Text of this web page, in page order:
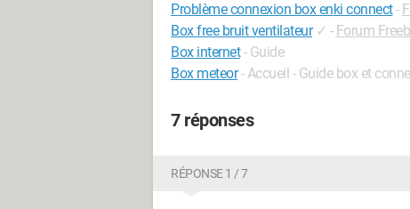
    lstBox.insert(END, data)
def select():
    data=lstBox.get(ANCHOR)
        uid=lstBox.index(ANCHOR)
Problème connexion box enki connect-
Box free bruit ventilateur ✓ - Forum
Box internet - Guide
Box meteor - Accueil - Guide box et
7 réponses
RÉPONSE 1 / 7